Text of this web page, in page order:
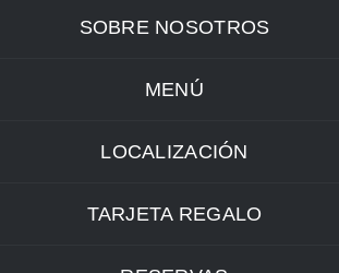
SOBRE NOSOTROS
MENÚ
LOCALIZACIÓN
TARJETA REGALO